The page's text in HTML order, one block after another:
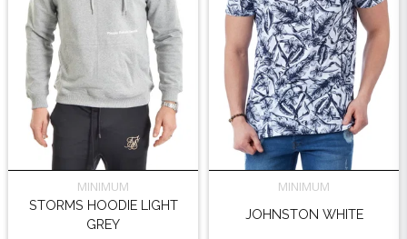
MINIMUM
STORMS HOODIE LIGHT
GREY
MINIMUM
JOHNSTON WHITE